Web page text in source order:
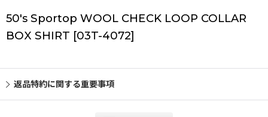
50's Sportop WOOL CHECK LOOP COLLAR
BOX SHIRT [03T-4072]
返品特約に関する重要事項